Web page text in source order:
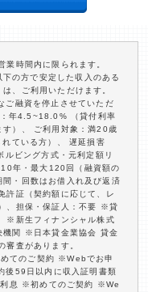
業時間内に限られます。
の方で安定した収入のある
、ご利用いただけます。
ご融資を停止させていただ
年4.5~18.0% （貸付利率
す）、 ご利用対象：満20歳
ている方）、 遅延損害
ビング方式・元利定額リ
年・最大120回（融資額の
・回数はお借入れ及び返済
許証（契約額に応じて、レ
、担保・保証人：不要 ※貸
※新生フィナンシャル株式
機関 ※日本貸金業協会 貸金
査があります。
てのご契約 ※Webでお申
後59日以内に収入証明書類
利息 ※初めてのご契約 ※We